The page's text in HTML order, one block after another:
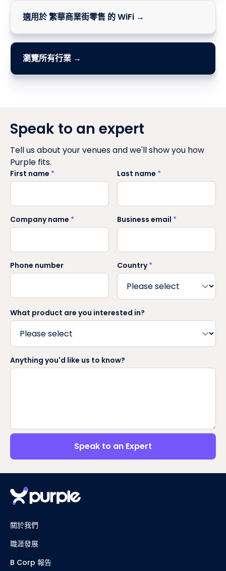
適用於 繁華商業街零售 的 WiFi →
瀏覽所有行業 →
Speak to an expert
Tell us about your venues and we'll show you how
Purple fits.
First name * Last name *
Company name * Business email *
Phone number Country*
What product are you interested in?
Anything you'd like us to know?
Speak to an Expert
關於我們
職涯發展
B Corp 報告